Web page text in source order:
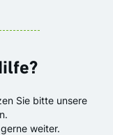
Sie bitte unsere
weiter.